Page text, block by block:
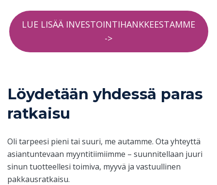
LUE LISÄÄ INVESTOINTIHANKKEESTAMME
->
Löydetään yhdessä paras
ratkaisu
Oli tarpeesi pieni tai suuri, me autamme. Ota yhteyttä
asiantuntevaan myyntitiimiimme – suunnitellaan juuri
sinun tuotteellesi toimiva, myyvä ja vastuullinen
pakkausratkaisu.